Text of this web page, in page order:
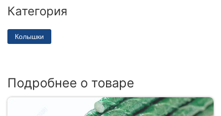
Категория
Колышки
Подробнее о товаре